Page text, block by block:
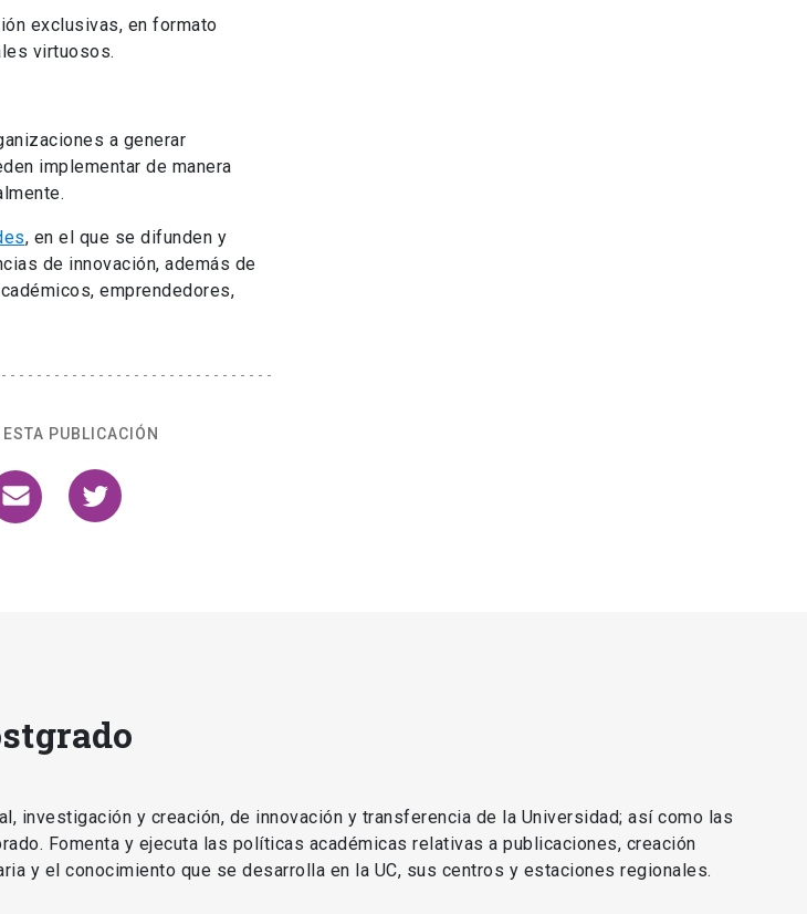
exclusivas, en formato
virtuosos.
a generar
implementar de manera
, en el que se difunden y
de innovación, además de
emprendedores,
PUBLICACIÓN
investigación y creación, de innovación y transferencia de la Universidad; así como las
Fomenta y ejecuta las políticas académicas relativas a publicaciones, creación
y el conocimiento que se desarrolla en la UC, sus centros y estaciones regionales.